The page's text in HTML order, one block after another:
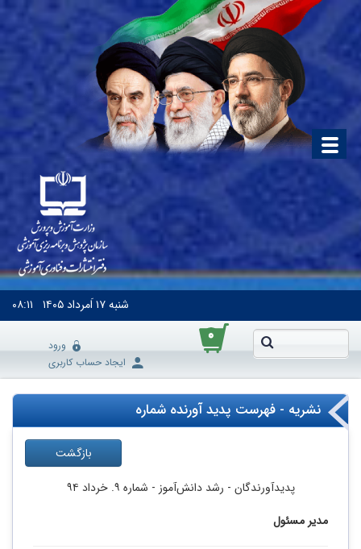
شنبه۱۷ اَمرداد ۱۴۰۵ ۰۸:۱۱
۰
ورود
ایجاد حساب کاربری
نشریه - فهرست پدید آورنده شماره
بازگشت
پدیدآورندگان - رشد دانش‌آموز - شماره ۹. خرداد ۹۴
مدیر مسئول